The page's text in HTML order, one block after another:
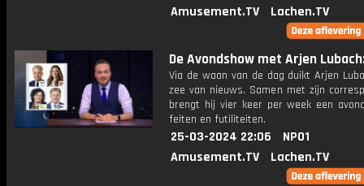
Amusement.TV Lachen.TV
De Avondshow met Arjen
Via de waan van de dag duikt Arjen
zee van nieuws. Samen met zijn
brengt hij vier keer per week een
feiten en futiliteiten.
25-03-2024 22:06
NPO1
Amusement.TV
Lachen.TV